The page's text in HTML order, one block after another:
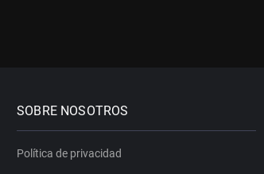
SOBRE NOSOTROS
Política de privacidad